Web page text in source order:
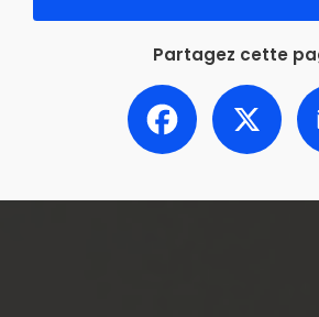
Partagez cette
Facebook